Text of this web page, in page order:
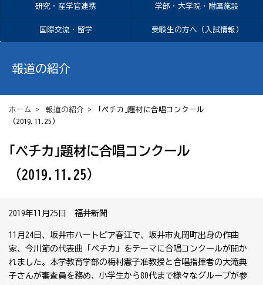
研究・産学官連携 学部・大学院・附属施設
国際交流・留学 受験生の方へ（入試情報）
報道の紹介
ホーム > 報道の紹介 > ｢ペチカ｣題材に合唱コンクール
（2019.11.25）
｢ペチカ｣題材に合唱コンクール
（2019.11.25）
2019年11月25日 福井新聞
11月24日、坂井市ハートピア春江で、坂井市丸岡町出身の作曲
家、今川節の代表曲「ペチカ」をテーマに合唱コンクールが開か
れました。本学教育学部の梅村憲子准教授と合唱指揮者の大滝典
子さんが審査員を務め、小学生から80代まで様々なグループが参